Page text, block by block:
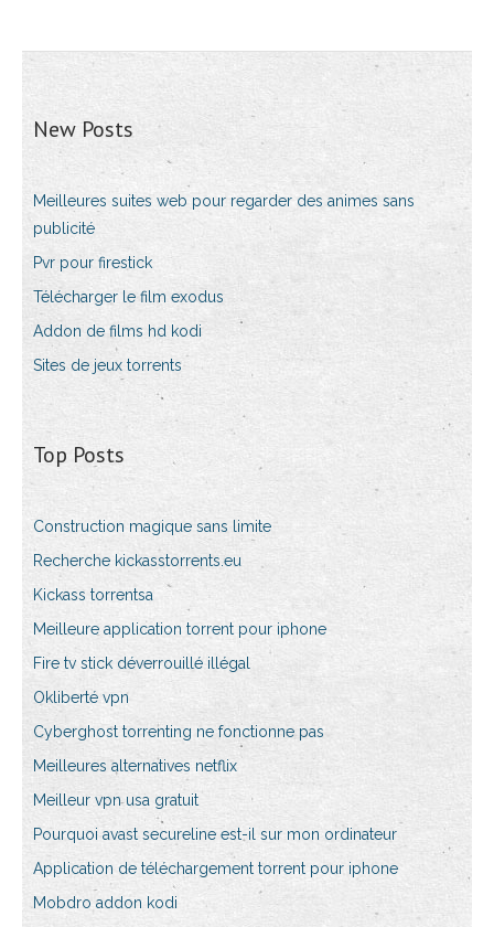
New Posts
Meilleures suites web pour regarder des animes sans
publicité
Pvr pour firestick
Télécharger le film exodus
Addon de films hd kodi
Sites de jeux torrents
Top Posts
Construction magique sans limite
Recherche kickasstorrents.eu
Kickass torrentsa
Meilleure application torrent pour iphone
Fire tv stick déverrouillé illégal
Okliberté vpn
Cyberghost torrenting ne fonctionne pas
Meilleures alternatives netflix
Meilleur vpn usa gratuit
Pourquoi avast secureline est-il sur mon ordinateur
Application de téléchargement torrent pour iphone
Mobdro addon kodi